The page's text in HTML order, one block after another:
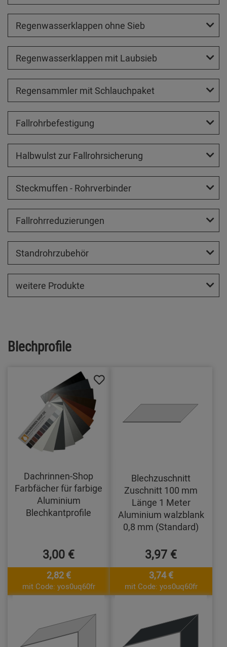
Regenwasserklappen ohne Sieb
Regenwasserklappen mit Laubsieb
Regensammler mit Schlauchpaket
Fallrohrbefestigung
Halbwulst zur Fallrohrsicherung
Steckmuffen - Rohrverbinder
Fallrohrreduzierungen
Standrohrzubehör
weitere Produkte
Blechprofile
Dachrinnen-Shop
Farbfächer für farbige
Aluminium
Blechkantprofile
3,00 €
2,82 €
mit Code: yos0uq60fr
Blechzuschnitt
Zuschnitt 100 mm
Länge 1 Meter
Aluminium walzblank
0,8 mm (Standard)
3,97 €
3,74 €
mit Code: yos0uq60fr